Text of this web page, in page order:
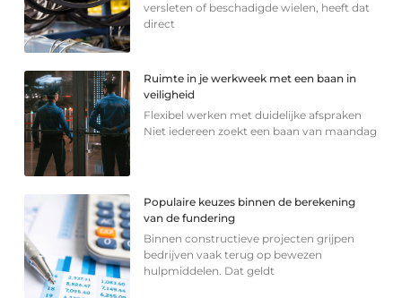
versleten of beschadigde wielen, heeft dat
direct
Ruimte in je werkweek met een baan in
veiligheid
Flexibel werken met duidelijke afspraken
Niet iedereen zoekt een baan van maandag
Populaire keuzes binnen de berekening
van de fundering
Binnen constructieve projecten grijpen
bedrijven vaak terug op bewezen
hulpmiddelen. Dat geldt